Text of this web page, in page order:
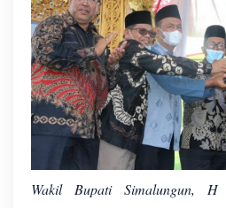
Wakil Bupati Simalungun,